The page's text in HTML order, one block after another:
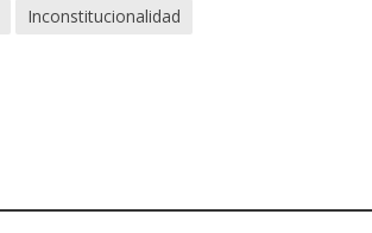
Inconstitucionalidad